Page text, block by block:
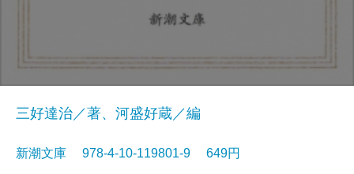
三好達治／著、河盛好蔵／編
新潮文庫 978-4-10-119801-9 649円